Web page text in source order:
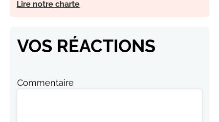
Lire notre charte
VOS RÉACTIONS
Commentaire